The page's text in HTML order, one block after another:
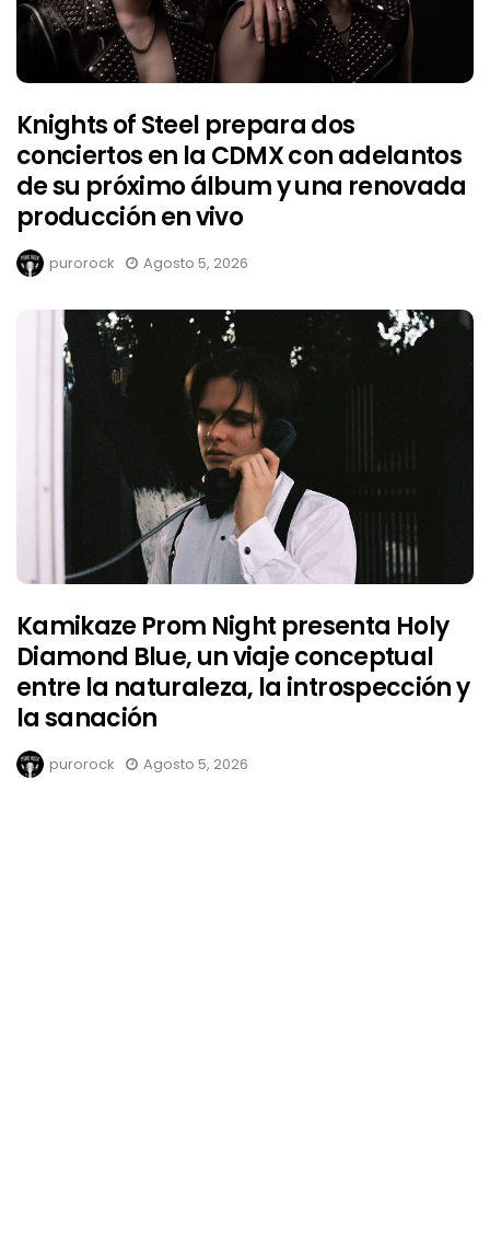
Knights of Steel prepara dos
conciertos en la CDMX con adelantos
de su próximo álbum y una renovada
producción en vivo
purorock Agosto 5, 2026
Kamikaze Prom Night presenta Holy
Diamond Blue, un viaje conceptual
entre la naturaleza, la introspección y
la sanación
purorock Agosto 5, 2026